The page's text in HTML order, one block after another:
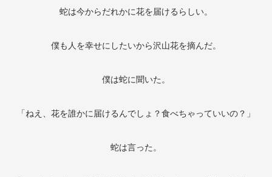
蛇は今からだれかに花を届けるらしい。
僕も人を幸せにしたいから沢山花を摘んだ。
僕は蛇に聞いた。
「ねえ、花を誰かに届けるんでしょ？食べちゃっていいの？」
蛇は言った。